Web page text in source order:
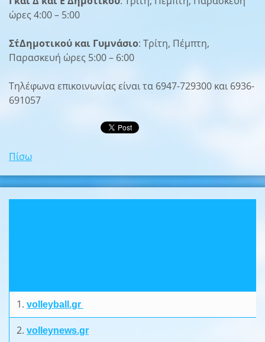
ώρες 4:00 – 5:00
Στ΄Δημοτικού και Γυμνάσιο: Τρίτη, Πέμπτη,
Παρασκευή ώρες 5:00 – 6:00
Τηλέφωνα επικοινωνίας είναι τα 6947-729300 και 6936-
691057
Πίσω
1. volleyball.gr
2. volleynews.gr